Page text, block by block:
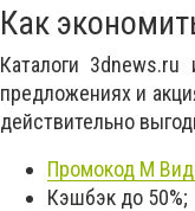
Как
Каталоги
предложениях и
действительно
Промокод М
Кэшбэк до 50%;